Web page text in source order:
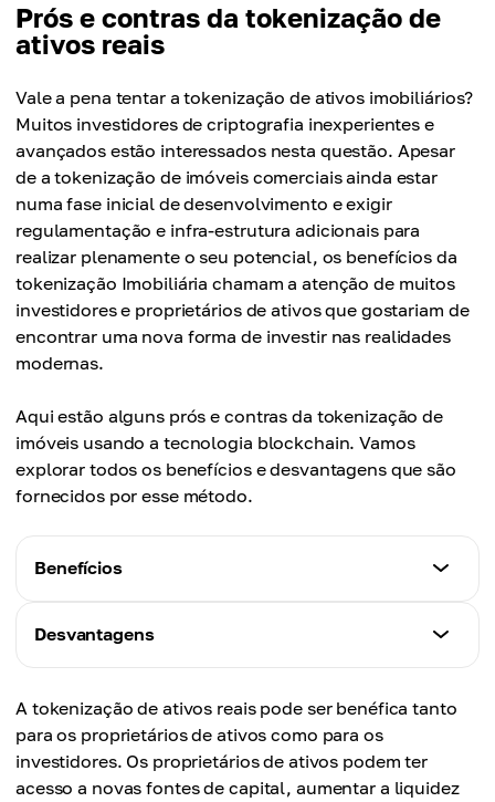
Prós e contras da tokenização de
ativos reais
Vale a pena tentar a tokenização de ativos imobiliários?
Muitos investidores de criptografia inexperientes e
avançados estão interessados nesta questão. Apesar
de a tokenização de imóveis comerciais ainda estar
numa fase inicial de desenvolvimento e exigir
regulamentação e infra-estrutura adicionais para
realizar plenamente o seu potencial, os benefícios da
tokenização Imobiliária chamam a atenção de muitos
investidores e proprietários de ativos que gostariam de
encontrar uma nova forma de investir nas realidades
modernas.
Aqui estão alguns prós e contras da tokenização de
imóveis usando a tecnologia blockchain. Vamos
explorar todos os benefícios e desvantagens que são
fornecidos por esse método.
Benefícios
A criptografia imobiliária tokenizada aumenta
oportunidades de investimento a uma gama maior
de investidores, incluindo aqueles com capital
limitado, ao permitir a propriedade parcial.
Desvantagens
As dificuldades de preços e os componentes
técnicos são os principais problemas na
implementação de imóveis tokenizados na vida
diária dos usuários de criptografia.
A tokenização de ativos reais pode ser benéfica tanto
para os proprietários de ativos como para os
investidores. Os proprietários de ativos podem ter
acesso a novas fontes de capital, aumentar a liquidez